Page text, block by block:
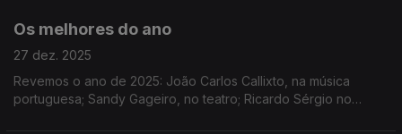
Os melhores do ano
27 dez. 2025
Revemos o ano de 2025: João Carlos Callixto, na música
portuguesa; Sandy Gageiro, no teatro; Ricardo Sérgio no